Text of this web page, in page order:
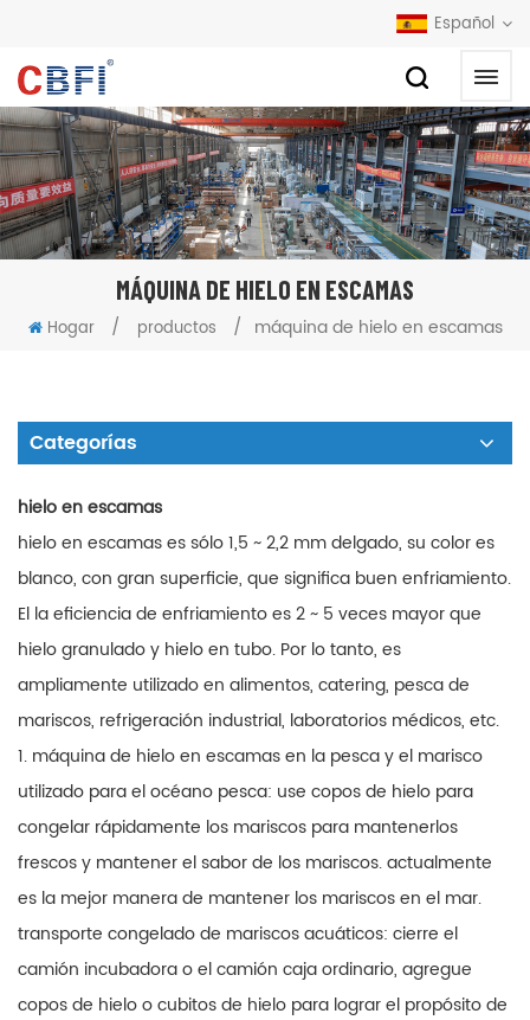
Español
MÁQUINA DE HIELO EN ESCAMAS
Hogar / productos / máquina de hielo en escamas
Categorías
hielo en escamas
hielo en escamas es sólo 1,5 ~ 2,2 mm delgado, su color es
blanco, con gran superficie, que significa buen enfriamiento.
El la eficiencia de enfriamiento es 2 ~ 5 veces mayor que
hielo granulado y hielo en tubo. Por lo tanto, es
ampliamente utilizado en alimentos, catering, pesca de
mariscos, refrigeración industrial, laboratorios médicos, etc.
1. máquina de hielo en escamas en la pesca y el marisco
utilizado para el océano pesca: use copos de hielo para
congelar rápidamente los mariscos para mantenerlos
frescos y mantener el sabor de los mariscos. actualmente
es la mejor manera de mantener los mariscos en el mar.
transporte congelado de mariscos acuáticos: cierre el
camión incubadora o el camión caja ordinario, agregue
copos de hielo o cubitos de hielo para lograr el propósito de